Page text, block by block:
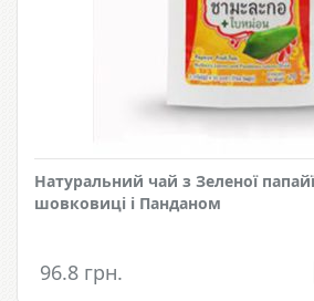
Натуральний чай з Зеленої
шовковиці і Панданом
96.8 грн.